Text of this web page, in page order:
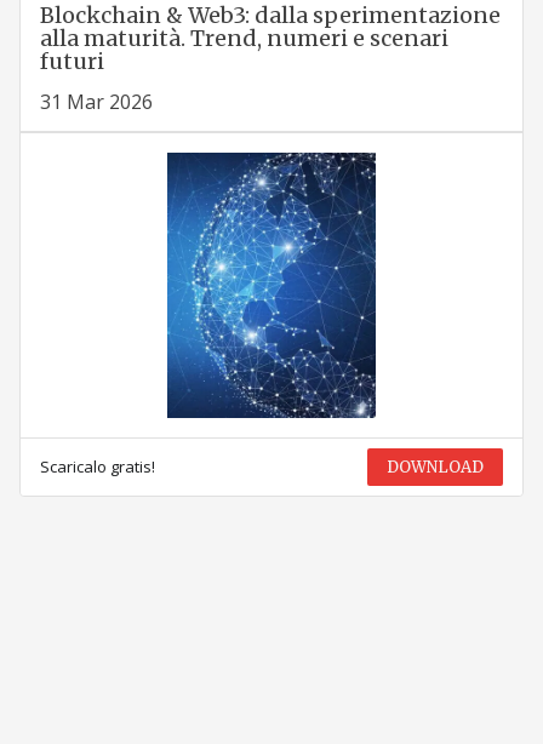
Blockchain & Web3: dalla sperimentazione
alla maturità. Trend, numeri e scenari
futuri
31 Mar 2026
Scaricalo gratis! DOWNLOAD